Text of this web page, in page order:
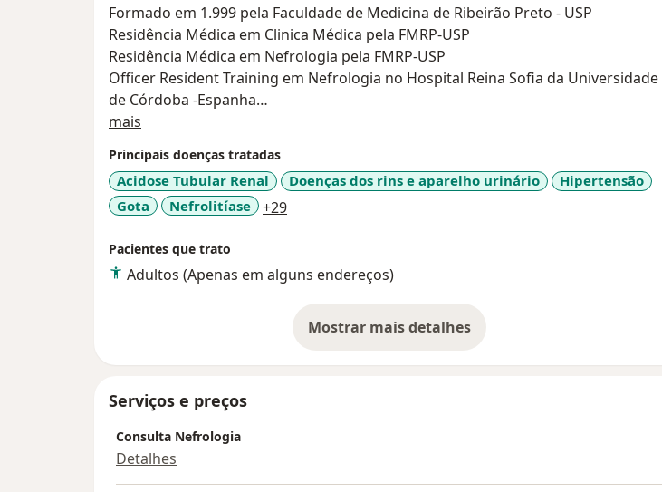
Formado em 1.999 pela Faculdade de Medicina de Ribeirão Preto - USP
Residência Médica em Clinica Médica pela FMRP-USP
Residência Médica em Nefrologia pela FMRP-USP
Officer Resident Training em Nefrologia no Hospital Reina Sofia da Universidade
de Córdoba -Espanha
Doutorado em Ciências Médicas pela FMRP-USP
2016, sendo co-preceptor do Programa de Residência Médica pelo MEC para
formação de Médicos Nefrologistas
mais
Principais doenças tratadas
Acidose Tubular Renal Doenças dos rins e aparelho urinário
Hipertensão
Gota
Nefrolitíase +29a11y_sr_more_diseases
Pacientes que trato
Adultos (Apenas em alguns endereços)
Mostrar mais detalhes
sobre a experiência
Serviços e preços
Consulta Nefrologia
Detalhes